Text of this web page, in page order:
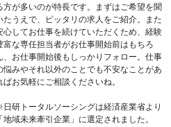
方が多いのが特長です。まずはご希望を聞
たうえで、ピッタリの求人をご紹介。また
心してお仕事を続けていただくため、経験
富な専任担当者がお仕事開始前はもちろ
、お仕事開始後もしっかりフォロー。仕事
悩みやそれ以外のことでも不安なことがあ
ばお気軽にご相談くださいね。
研トータルソーシングは経済産業省より
「地域未来牽引企業」に選定されました。